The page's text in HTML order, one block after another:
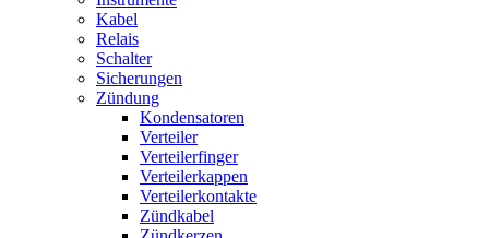
Kabel
Relais
Schalter
Sicherungen
Zündung
Kondensatoren
Verteiler
Verteilerfinger
Verteilerkappen
Verteilerkontakte
Zündkabel